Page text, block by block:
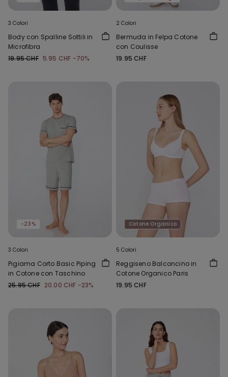
3 Colori
Body con Spalline Sottili in
Microfibra
19.95 CHF 5.95 CHF -70%
2 Colori
Bermuda in Felpa Cotone
con Coulisse
19.95 CHF
-23%
3 Colori
Pigiama Corto Basic Piping
in Cotone con Taschino
25.95 CHF 20.00 CHF -23%
Cotone Organico
5 Colori
Reggiseno Balconcino in
Cotone Organico Paris
19.95 CHF